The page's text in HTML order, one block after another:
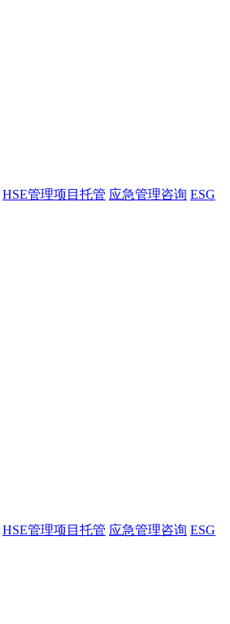
HSE管理项目托管 应急管理咨询 ESG
HSE管理项目托管 应急管理咨询 ESG